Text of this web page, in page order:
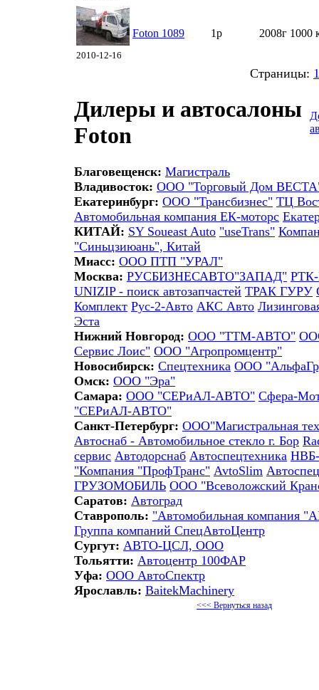
2010-12-16
Foton 1089 1р 2008г 1000
Страницы: 1
Дилеры и автосалоны
Foton
Благовещенск: Магистраль
Владивосток: ООО "Торговый Дом
Екатеринбург: ООО "Трансбизнес" ТЦ
Автомобильная компания ЕК-моторс
КИТАЙ: SY Soueast Auto "useTrans"
"Синьцзиюань", Китай
Миасс: ООО ПТП "УРАЛ"
Москва: РУСБИЗНЕСАВТО"ЗАПАД" РТК-
UNIZIP - поиск автозапчастей ТРАК ГУРУ
Комплект Рус-2-Авто АКС Авто
Эста
Нижний Новгород: ООО "ТТМ-АВТО"
Сервис Лоис" ООО "Агропромцентр"
Новосибирск: Спецтехника ООО
Омск: ООО "Эра"
Самара: ООО "СЕРиАЛ-АВТО" Сфера-
"СЕРиАЛ-АВТО"
Санкт-Петербург: ООО"Магистральная
Автоснаб - Автомобильное стекло г. Бор
сервис Автодорснаб Автоспецтехника
"Компания "ПрофТранс" AvtoSlim
ГРУЗОМОБИЛЬ ООО "Всеволожский
Саратов: Автоград
Ставрополь: "Автомобильная компания
Группа компаний СпецАвтоЦентр
Сургут: АВТО-ЦСЛ, ООО
Тольятти: Автоцентр 100ФАР
Уфа: ООО АвтоСпектр
Ярославль: BaitekMachinery
<<< Вернуться назад